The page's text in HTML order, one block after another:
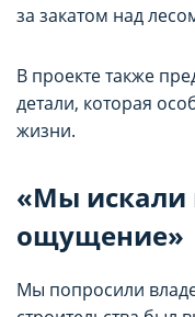
за закатом над
В проекте также
детали, которая
жизни.
«Мы искали
ощущение»
Мы попросили